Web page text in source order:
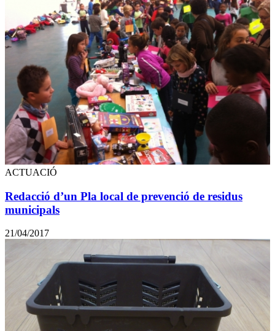
ACTUACIÓ
Redacció d’un Pla local de prevenció de residus
municipals
21/04/2017